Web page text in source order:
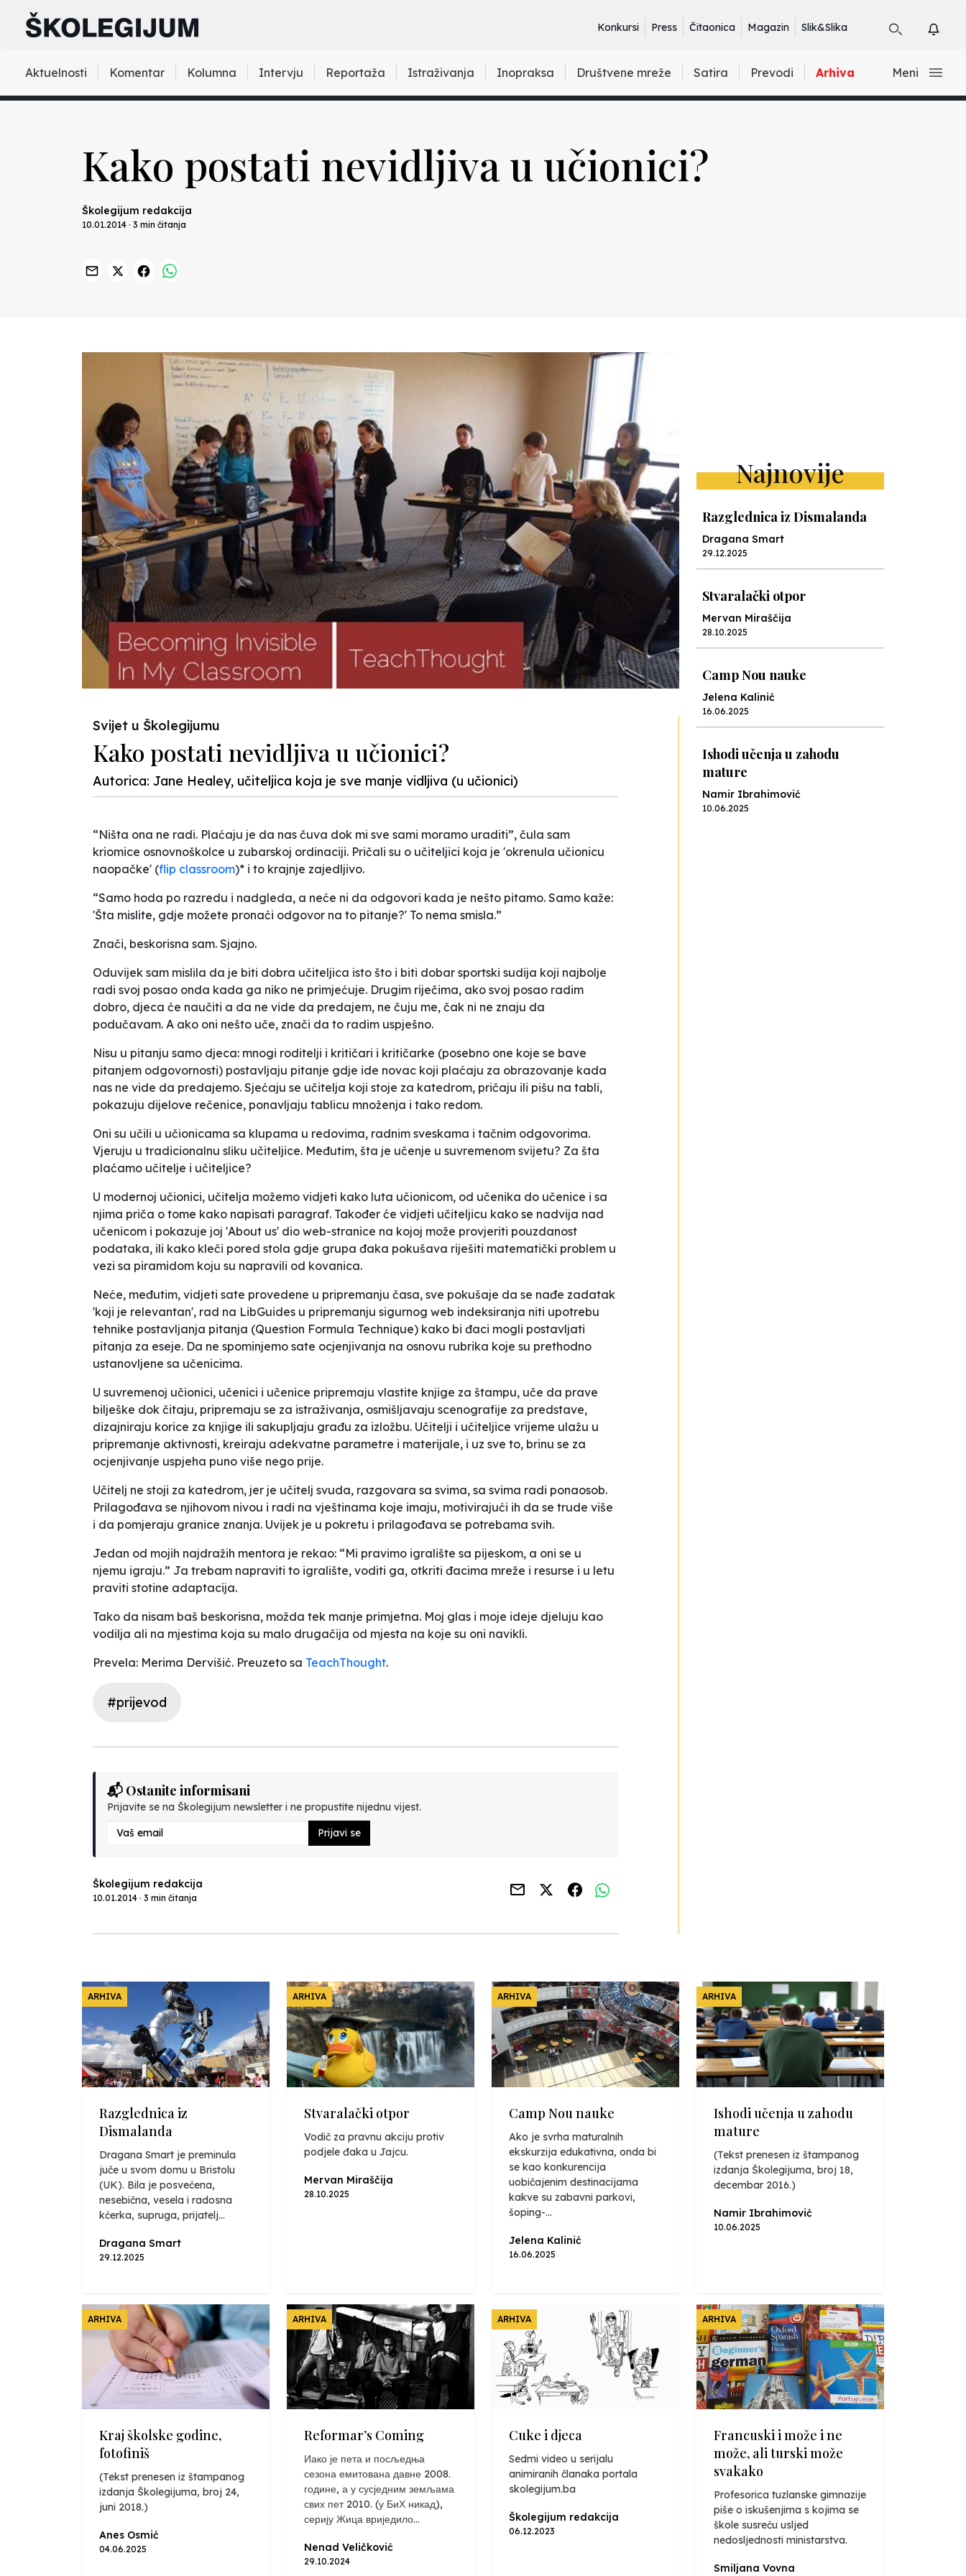
Konkursi Press Čitaonica Magazin Slik&Slika
Aktuelnosti Komentar Kolumna Intervju Reportaža Istraživanja Inopraksa Društvene mreže Satira Prevodi Arhiva Meni
Kako postati nevidljiva u učionici?
Školegijum redakcija
10.01.2014 · 3 min čitanja
Svijet u Školegijumu
Kako postati nevidljiva u učionici?
Autorica: Jane Healey, učiteljica koja je sve manje vidljiva (u učionici)
“Ništa ona ne radi. Plaćaju je da nas čuva dok mi sve sami moramo uraditi”, čula sam
kriomice osnovnoškolce u zubarskoj ordinaciji. Pričali su o učiteljici koja je 'okrenula učionicu
naopačke' (flip classroom)* i to krajnje zajedljivo.
“Samo hoda po razredu i nadgleda, a neće ni da odgovori kada je nešto pitamo. Samo kaže:
'Šta mislite, gdje možete pronaći odgovor na to pitanje?' To nema smisla.”
Znači, beskorisna sam. Sjajno.
Oduvijek sam mislila da je biti dobra učiteljica isto što i biti dobar sportski sudija koji najbolje
radi svoj posao onda kada ga niko ne primjećuje. Drugim riječima, ako svoj posao radim
dobro, djeca će naučiti a da ne vide da predajem, ne čuju me, čak ni ne znaju da
podučavam. A ako oni nešto uče, znači da to radim uspješno.
Nisu u pitanju samo djeca: mnogi roditelji i kritičari i kritičarke (posebno one koje se bave
pitanjem odgovornosti) postavljaju pitanje gdje ide novac koji plaćaju za obrazovanje kada
nas ne vide da predajemo. Sjećaju se učitelja koji stoje za katedrom, pričaju ili pišu na tabli,
pokazuju dijelove rečenice, ponavljaju tablicu množenja i tako redom.
Oni su učili u učionicama sa klupama u redovima, radnim sveskama i tačnim odgovorima.
Vjeruju u tradicionalnu sliku učiteljice. Međutim, šta je učenje u suvremenom svijetu? Za šta
plaćamo učitelje i učiteljice?
U modernoj učionici, učitelja možemo vidjeti kako luta učionicom, od učenika do učenice i sa
njima priča o tome kako napisati paragraf. Također će vidjeti učiteljicu kako se nadvija nad
učenicom i pokazuje joj 'About us' dio web-stranice na kojoj može provjeriti pouzdanost
podataka, ili kako kleči pored stola gdje grupa đaka pokušava riješiti matematički problem u
vezi sa piramidom koju su napravili od kovanica.
Neće, međutim, vidjeti sate provedene u pripremanju časa, sve pokušaje da se nađe zadatak
'koji je relevantan', rad na LibGuides u pripremanju sigurnog web indeksiranja niti upotrebu
tehnike postavljanja pitanja (Question Formula Technique) kako bi đaci mogli postavljati
pitanja za eseje. Da ne spominjemo sate ocjenjivanja na osnovu rubrika koje su prethodno
ustanovljene sa učenicima.
U suvremenoj učionici, učenici i učenice pripremaju vlastite knjige za štampu, uče da prave
bilješke dok čitaju, pripremaju se za istraživanja, osmišljavaju scenografije za predstave,
dizajniraju korice za knjige ili sakupljaju građu za izložbu. Učitelji i učiteljice vrijeme ulažu u
pripremanje aktivnosti, kreiraju adekvatne parametre i materijale, i uz sve to, brinu se za
ocjenjivanje uspjeha puno više nego prije.
Učitelj ne stoji za katedrom, jer je učitelj svuda, razgovara sa svima, sa svima radi ponaosob.
Prilagođava se njihovom nivou i radi na vještinama koje imaju, motivirajući ih da se trude više
i da pomjeraju granice znanja. Uvijek je u pokretu i prilagođava se potrebama svih.
Jedan od mojih najdražih mentora je rekao: “Mi pravimo igralište sa pijeskom, a oni se u
njemu igraju.” Ja trebam napraviti to igralište, voditi ga, otkriti đacima mreže i resurse i u letu
praviti stotine adaptacija.
Tako da nisam baš beskorisna, možda tek manje primjetna. Moj glas i moje ideje djeluju kao
vodilja ali na mjestima koja su malo drugačija od mjesta na koje su oni navikli.
Prevela: Merima Dervišić. Preuzeto sa TeachThought.
#prijevod
📬 Ostanite informisani
Prijavite se na Školegijum newsletter i ne propustite nijednu vijest.
Prijavi se
Školegijum redakcija
10.01.2014 · 3 min čitanja
Najnovije
Razglednica iz Dismalanda
Dragana Smart
29.12.2025
Stvaralački otpor
Mervan Miraščija
28.10.2025
Camp Nou nauke
Jelena Kalinić
16.06.2025
Ishodi učenja u zahodu
mature
Namir Ibrahimović
10.06.2025
ARHIVA
Razglednica iz
Dismalanda
Dragana Smart je preminula
juče u svom domu u Bristolu
(UK). Bila je posvećena,
nesebična, vesela i radosna
kćerka, supruga, prijatelj...
Dragana Smart
29.12.2025
ARHIVA
Stvaralački otpor
Vodič za pravnu akciju protiv
podjele đaka u Jajcu.
Mervan Miraščija
28.10.2025
ARHIVA
Camp Nou nauke
Ako je svrha maturalnih
ekskurzija edukativna, onda bi
se kao konkurencija
uobičajenim destinacijama
kakve su zabavni parkovi,
šoping-...
Jelena Kalinić
16.06.2025
ARHIVA
Ishodi učenja u zahodu
mature
(Tekst prenesen iz štampanog
izdanja Školegijuma, broj 18,
decembar 2016.)
Namir Ibrahimović
10.06.2025
ARHIVA
Kraj školske godine,
fotofiniš
(Tekst prenesen iz štampanog
izdanja Školegijuma, broj 24,
juni 2018.)
Anes Osmić
04.06.2025
ARHIVA
Reformar’s Coming
Иако је пета и посљедња
сезона емитована давне 2008.
године, а у сусједним земљама
свих пет 2010. (у БиХ никад),
серију Жица вриједило...
Nenad Veličković
29.10.2024
ARHIVA
Cuke i djeca
Sedmi video u serijalu
animiranih članaka portala
skolegijum.ba
Školegijum redakcija
06.12.2023
ARHIVA
Francuski i može i ne
može, ali turski može
svakako
Profesorica tuzlanske gimnazije
piše o iskušenjima s kojima se
škole susreću usljed
nedosljednosti ministarstva.
Smiljana Vovna